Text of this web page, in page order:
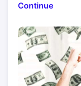
Continue